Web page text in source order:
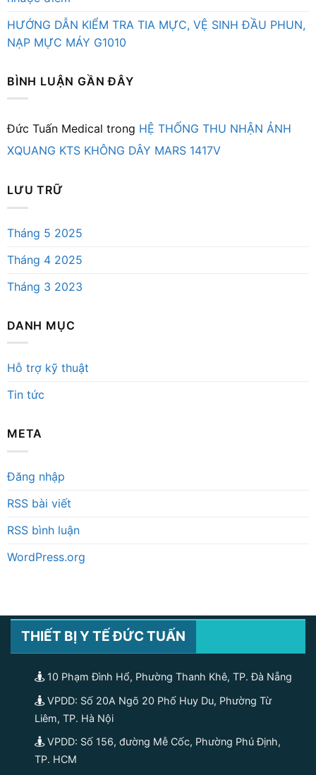
HƯỚNG DẪN KIỂM TRA TIA MỰC, VỆ SINH ĐẦU PHUN,
NẠP MỰC MÁY G1010
BÌNH LUẬN GẦN ĐÂY
Đức Tuấn Medical trong HỆ THỐNG THU NHẬN ẢNH
XQUANG KTS KHÔNG DÂY MARS 1417V
LƯU TRỮ
Tháng 5 2025
Tháng 4 2025
Tháng 3 2023
DANH MỤC
Hỗ trợ kỹ thuật
Tin tức
META
Đăng nhập
RSS bài viết
RSS bình luận
WordPress.org
THIẾT BỊ Y TẾ ĐỨC TUẤN
10 Phạm Đình Hổ, Phường Thanh Khê, TP. Đà Nẵng
VPDD: Số 20A Ngõ 20 Phố Huy Du, Phường Từ
Liêm, TP. Hà Nội
VPDD: Số 156, đường Mễ Cốc, Phường Phú Định,
TP. HCM